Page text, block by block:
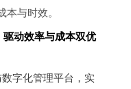
与时效。
动效率与成本双优
字化管理平台，实